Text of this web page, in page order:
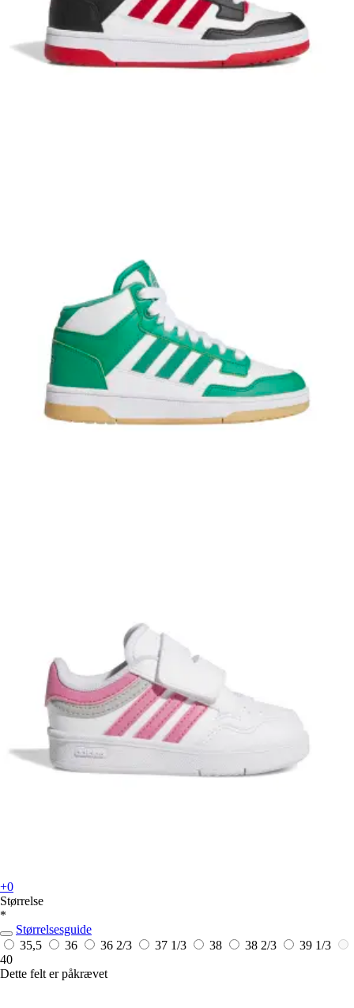
+0
Størrelse
*
Størrelsesguide
35,5
36 36 2/3 37 1/3 38 38 2/3
39 1/3
40
Dette felt er påkrævet